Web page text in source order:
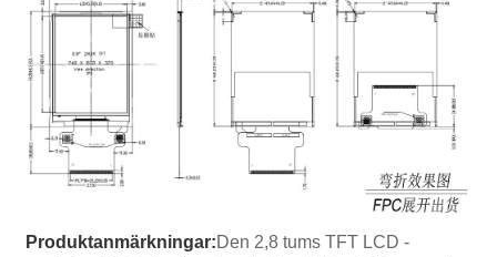
Produktanmärkningar:Den 2,8 tums TFT LCD -